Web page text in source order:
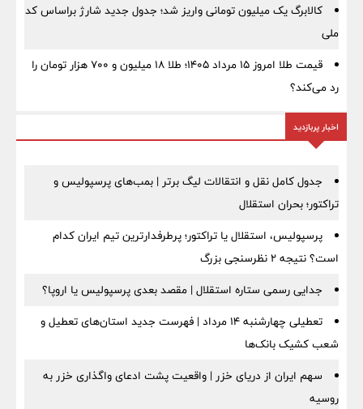
کالابرگ یک میلیون تومانی واریز شد؛ جدول جدید شارژ براساس کد
ملی
قیمت طلا امروز ۱۵ مرداد ۱۴۰۵؛ طلا ۱۸ میلیون و ۷۰۰ هزار تومان را
رد می‌کند؟
اخبار پربازدید
جدول کامل نقل و انتقالات لیگ برتر | بمب‌های پرسپولیس و
تراکتور؛ بحران استقلال
پرسپولیس، استقلال یا تراکتور؛ پرطرفدارترین تیم ایران کدام
است؟ نتیجه ۲ نظرسنجی بزرگ
جدایی رسمی ستاره استقلال | مقصد بعدی پرسپولیس یا اروپا؟
تعطیلی چهارشنبه ۱۴ مرداد | فهرست جدید استان‌های تعطیل و
شعب کشیک بانک‌ها
سهم ایران از دریای خزر | واقعیت پشت ادعای واگذاری خزر به
روسیه